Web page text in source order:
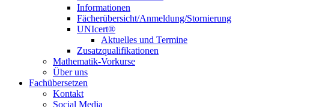
Informationen
Fächerübersicht/Anmeldung/Stornierung
UNIcert®
Aktuelles und Termine
Zusatzqualifikationen
Mathematik-Vorkurse
Über uns
Fachübersetzen
Kontakt
Social Media